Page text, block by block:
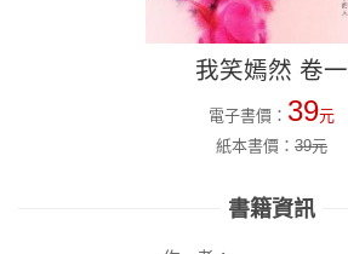
我笑嫣然 卷一
電子書價： 39元
紙本書價： 39元
書籍資訊